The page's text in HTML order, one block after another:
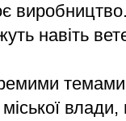
навіть
темами
міської